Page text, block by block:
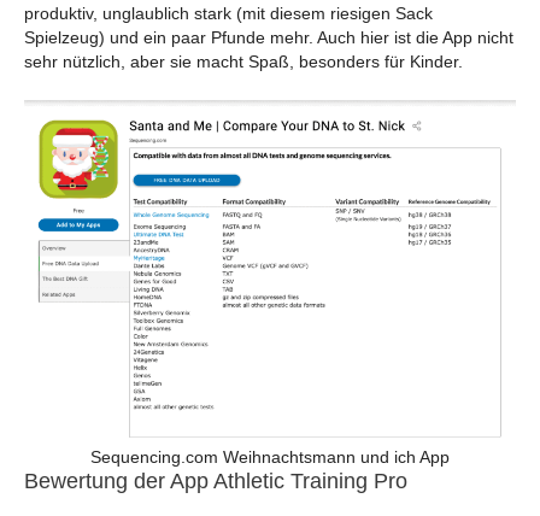
produktiv, unglaublich stark (mit diesem riesigen Sack
Spielzeug) und ein paar Pfunde mehr. Auch hier ist die App nicht
sehr nützlich, aber sie macht Spaß, besonders für Kinder.
Sequencing.com Weihnachtsmann und ich App
Bewertung der App Athletic Training Pro